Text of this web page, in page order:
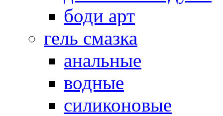
боди арт
гель смазка
анальные
водные
силиконовые